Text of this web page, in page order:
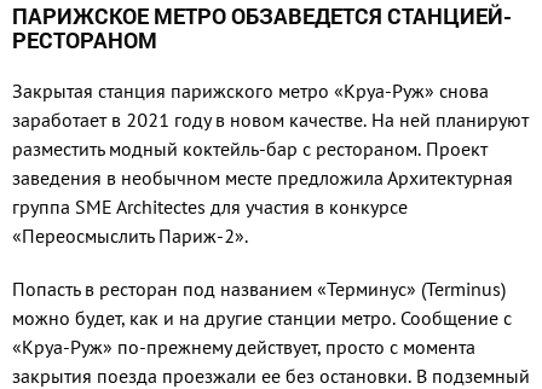
ПАРИЖСКОЕ МЕТРО ОБЗАВЕДЕТСЯ СТАНЦИЕЙ-
РЕСТОРАНОМ
Закрытая станция парижского метро «Круа-Руж» снова
заработает в 2021 году в новом качестве. На ней планируют
разместить модный коктейль-бар с рестораном. Проект
заведения в необычном месте предложила Архитектурная
группа SME Architectes для участия в конкурсе
«Переосмыслить Париж-2».
Попасть в ресторан под названием «Терминус» (Terminus)
можно будет, как и на другие станции метро. Сообщение с
«Круа-Руж» по-прежнему действует, просто с момента
закрытия поезда проезжали ее без остановки. В подземный